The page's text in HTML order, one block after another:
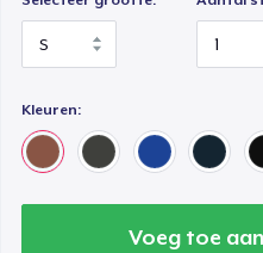
Kleuren:
Voeg toe